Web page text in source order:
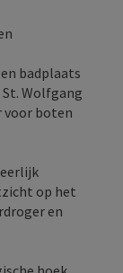
badplaats
Wolfgang
voor boten
op het
en